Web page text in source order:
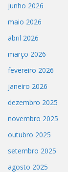
junho 2026
maio 2026
abril 2026
março 2026
fevereiro 2026
janeiro 2026
dezembro 2025
novembro 2025
outubro 2025
setembro 2025
agosto 2025